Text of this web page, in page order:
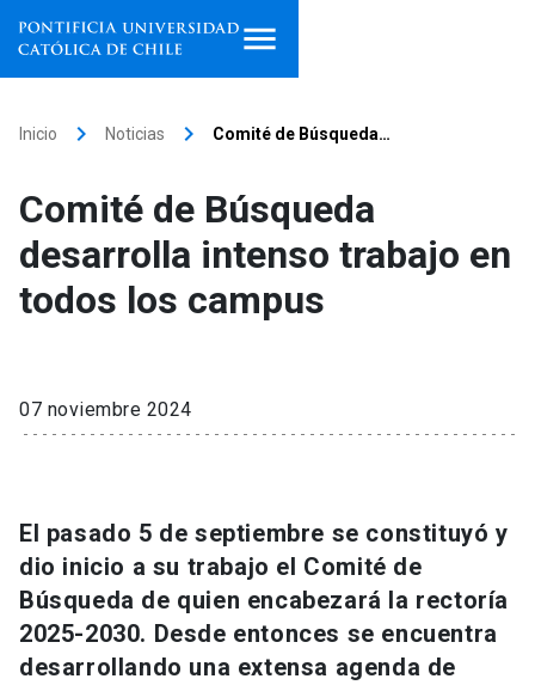
Facultades, escuelas e
institutos
Investigación
Extensión
Universidad
Información para keyboard_arrow_down
Futuros estudiantes
Go to english site launch
Inicio keyboard_arrow_right Noticias keyboard_arrow_right Comité de Búsqueda…
Comité de Búsqueda
desarrolla intenso trabajo en
todos los campus
07 noviembre 2024
El pasado 5 de septiembre se constituyó y
dio inicio a su trabajo el Comité de
Búsqueda de quien encabezará la rectoría
2025-2030. Desde entonces se encuentra
desarrollando una extensa agenda de